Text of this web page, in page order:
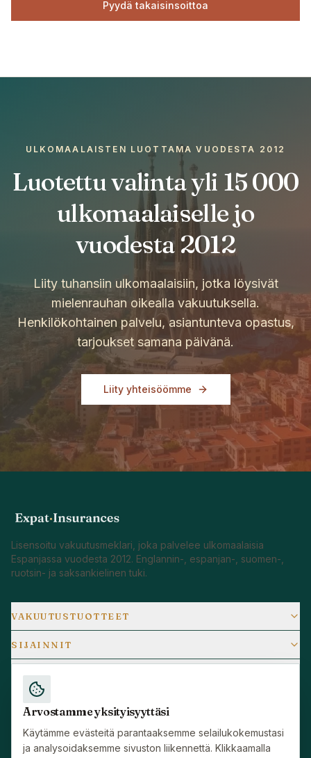
Pyydä takaisinsoittoa
ULKOMAALAISTEN LUOTTAMA VUODESTA 2012
Luotettu valinta yli 15 000
ulkomaalaiselle jo
vuodesta 2012
Liity tuhansiin ulkomaalaisiin, jotka löysivät
mielenrauhan oikealla vakuutuksella.
Henkilökohtainen palvelu, asiantunteva opastus,
tarjoukset samana päivänä.
Liity yhteisöömme
Lisensoitu vakuutusmeklari, joka palvelee ulkomaalaisia
Espanjassa vuodesta 2012. Englannin-, espanjan-, suomen-,
ruotsin- ja saksankielinen tuki.
VAKUUTUSTUOTTEET
SIJAINNIT
SUOSITUT OPPAAT
YRITYS
RESURSSIT
Arvostamme yksityisyyttäsi
Käytämme evästeitä parantaaksemme selailukokemustasi
ja analysoidaksemme sivuston liikennettä. Klikkaamalla